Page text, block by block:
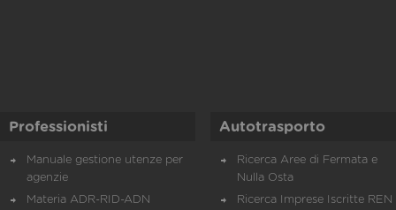
Professionisti
Manuale gestione utenze per
agenzie
Materia ADR-RID-ADN
Autotrasporto
Ricerca Aree di Fermata e
Nulla Osta
Ricerca Imprese Iscritte REN